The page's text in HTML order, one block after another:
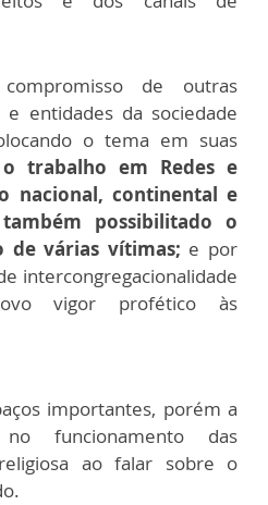
de outras
e entidades da sociedade
o tema em suas
o trabalho em Redes e
nacional, continental e
possibilitado o
de várias vítimas; e por
intercongregacionalidade
vigor profético às
importantes, porém a
funcionamento das
ao falar sobre o